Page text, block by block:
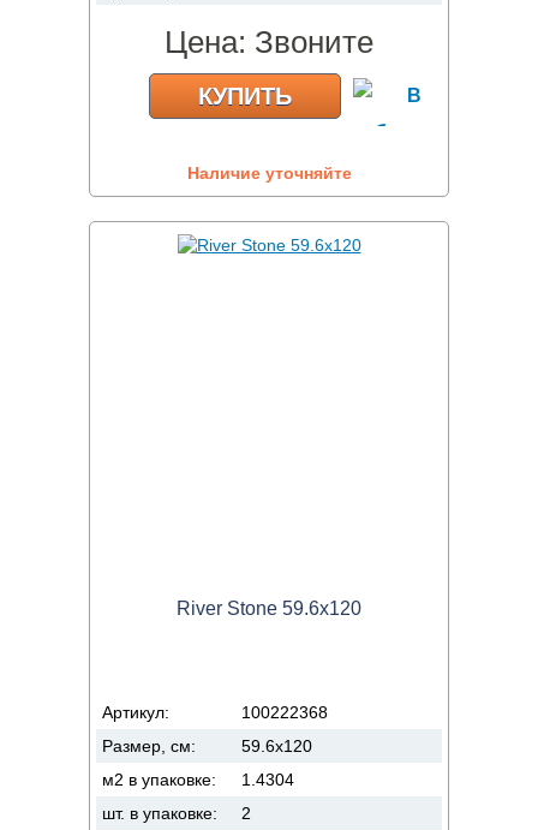
Цена: Звоните
КУПИТЬ
Наличие уточняйте
River Stone 59.6x120
Артикул:
100222368
Размер, см:
59.6x120
м2 в упаковке:
1.4304
шт. в упаковке:
2